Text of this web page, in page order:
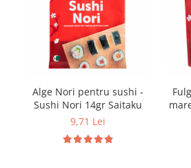
Alge Nori pentru sushi -
Sushi Nori 14gr Saitaku
9,71 Lei